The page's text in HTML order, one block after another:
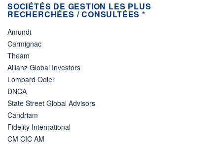
SOCIÉTÉS DE GESTION LES PLUS
RECHERCHÉES / CONSULTÉES *
Amundi
Carmignac
Theam
Allianz Global Investors
Lombard Odier
DNCA
State Street Global Advisors
Candriam
Fidelity International
CM CIC AM